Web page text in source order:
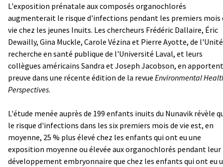
L'exposition prénatale aux composés organochlorés
augmenterait le risque d'infections pendant les premiers mois
vie chez les jeunes Inuits. Les chercheurs Frédéric Dallaire, Éric
Dewailly, Gina Muckle, Carole Vézina et Pierre Ayotte, de
recherche en santé publique de l'Université Laval, et leurs
collègues américains Sandra et Joseph Jacobson, en
preuve dans une récente édition de la revue Environmental
Perspectives.
L'étude menée auprès de 199 enfants inuits du Nunavik révèle
le risque d'infections dans les six premiers mois de vie est, en
moyenne, 25 % plus élevé chez les enfants qui ont eu une
exposition moyenne ou élevée aux organochlorés pendant leur
développement embryonnaire que chez les enfants qui ont eu